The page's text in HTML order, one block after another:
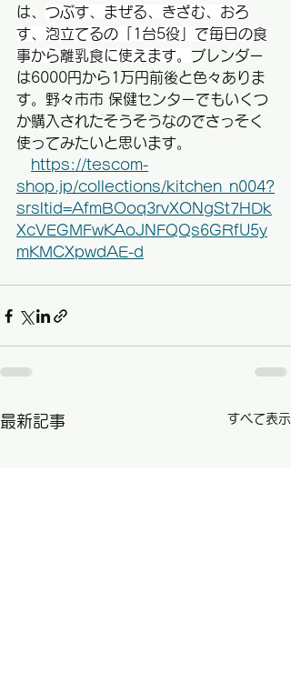
は、 つぶす、まぜる、きざむ、おろ
す、泡立てるの「1台5役」で毎日の食
事から離乳食に使えます。 ブレンダー
は6000円から1万円前後と色々ありま
す。野々市市 保健センターでもいくつ
か購入されたそうそうなのでさっそく
使ってみたいと思います。
https://tescom-
shop.jp/collections/kitchen_n004?
srsltid=AfmBOoq3rvXONgSt7HDk
XcVEGMFwKAoJNFQQs6GRfU5y
mKMCXpwdAE-d
最新記事 すべて表示